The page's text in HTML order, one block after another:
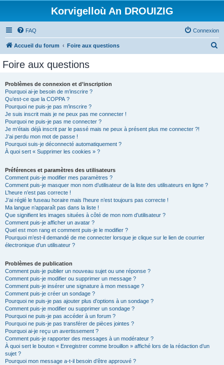
Korvigelloù An DROUIZIG
FAQ Connexion
Accueil du forum Foire aux questions
Foire aux questions
Problèmes de connexion et d’inscription
Pourquoi ai-je besoin de m’inscrire ?
Qu’est-ce que la COPPA ?
Pourquoi ne puis-je pas m’inscrire ?
Je suis inscrit mais je ne peux pas me connecter !
Pourquoi ne puis-je pas me connecter ?
Je m’étais déjà inscrit par le passé mais ne peux à présent plus me connecter ?!
J’ai perdu mon mot de passe !
Pourquoi suis-je déconnecté automatiquement ?
À quoi sert « Supprimer les cookies » ?
Préférences et paramètres des utilisateurs
Comment puis-je modifier mes paramètres ?
Comment puis-je masquer mon nom d’utilisateur de la liste des utilisateurs en ligne ?
L’heure n’est pas correcte !
J’ai réglé le fuseau horaire mais l’heure n’est toujours pas correcte !
Ma langue n’apparaît pas dans la liste !
Que signifient les images situées à côté de mon nom d’utilisateur ?
Comment puis-je afficher un avatar ?
Quel est mon rang et comment puis-je le modifier ?
Pourquoi m’est-il demandé de me connecter lorsque je clique sur le lien de courrier
électronique d’un utilisateur ?
Problèmes de publication
Comment puis-je publier un nouveau sujet ou une réponse ?
Comment puis-je modifier ou supprimer un message ?
Comment puis-je insérer une signature à mon message ?
Comment puis-je créer un sondage ?
Pourquoi ne puis-je pas ajouter plus d’options à un sondage ?
Comment puis-je modifier ou supprimer un sondage ?
Pourquoi ne puis-je pas accéder à un forum ?
Pourquoi ne puis-je pas transférer de pièces jointes ?
Pourquoi ai-je reçu un avertissement ?
Comment puis-je rapporter des messages à un modérateur ?
À quoi sert le bouton « Enregistrer comme brouillon » affiché lors de la rédaction d’un
sujet ?
Pourquoi mon message a-t-il besoin d’être approuvé ?